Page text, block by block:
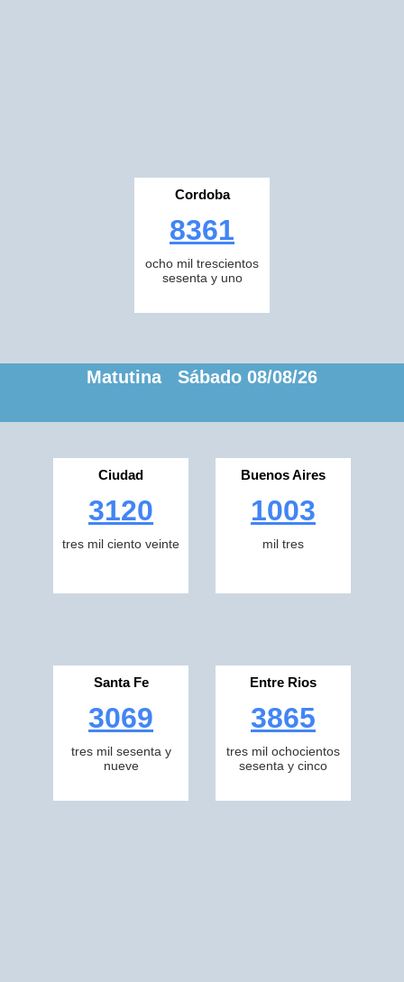
Cordoba
8361
ocho mil trescientos
sesenta y uno
Matutina Sábado 08/08/26
Ciudad
3120
tres mil ciento veinte
Buenos Aires
1003
mil tres
Santa Fe
3069
tres mil sesenta y
nueve
Entre Rios
3865
tres mil ochocientos
sesenta y cinco